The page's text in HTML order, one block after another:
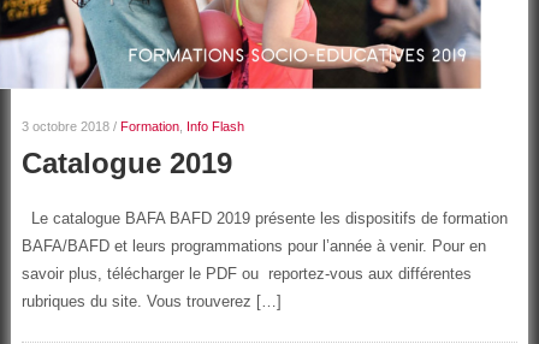
3 octobre 2018/ Formation, Info Flash
Catalogue 2019
Le catalogue BAFA BAFD 2019 présente les dispositifs de formation
BAFA/BAFD et leurs programmations pour l’année à venir. Pour en
savoir plus, télécharger le PDF ou reportez-vous aux différentes
rubriques du site. Vous trouverez […]